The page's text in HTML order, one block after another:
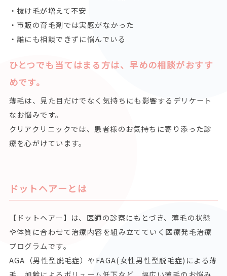
・抜け毛が増えて不安
・市販の育毛剤では実感がなかった
・誰にも相談できずに悩んでいる
ひとつでも当てはまる方は、早めの相談がおすす
めです。
薄毛は、見た目だけでなく気持ちにも影響するデリケート
なお悩みです。
クリアクリニックでは、患者様のお気持ちに寄り添った診
療を心がけています。
ドットヘアーとは
【ドットヘアー】は、医師の診察にもとづき、薄毛の状態
や体質に合わせて治療内容を組み立てていく医療発毛治療
プログラムです。
AGA（男性型脱毛症）やFAGA(女性男性型脱毛症)による薄